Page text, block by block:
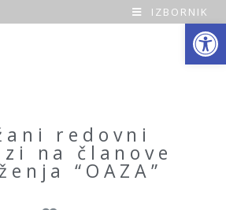
Open toolbar
IZBORNIK
redovni
na članove
“OAZA”